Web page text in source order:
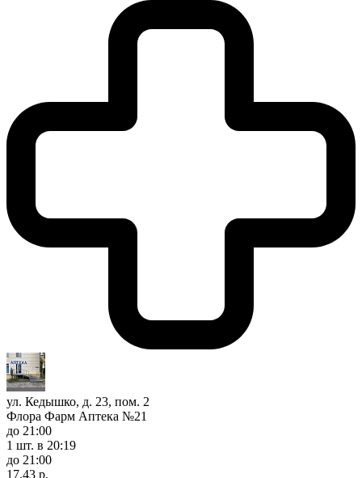
ул. Кедышко, д. 23, пом. 2
Флора Фарм Аптека №21
до 21:00
1 шт. в 20:19
до 21:00
17,43 р.